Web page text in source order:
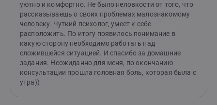
уютно и комфортно. Не было неловкости от того, что
рассказываешь о своих проблемах малознакомому
человеку. Чуткий психолог, умеет к себе
расположить. По итогу появилось понимание в
какую сторону необходимо работать над
сложившейся ситуацией. И спасибо за домашние
задания. Неожиданно для меня, по окончанию
консультации прошла головная боль, которая была с
утра))